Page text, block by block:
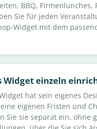
BBQ, Firmenlunches,
Sie für jeden
Widget mit dem
Widget einzeln
hat sein eigenes
eigenen Fristen und
Sie sie separat ein, ohne